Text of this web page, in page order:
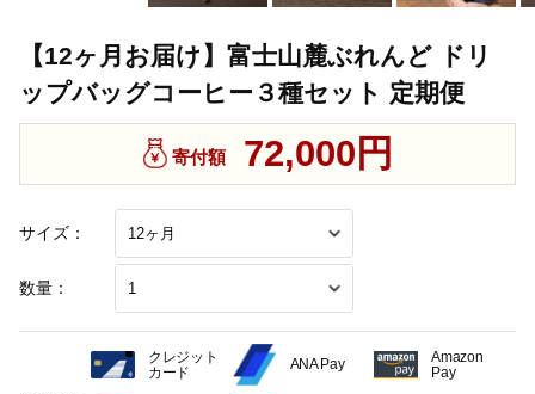
【12ヶ月お届け】富士山麓ぶれんど ドリ
ップバッグコーヒー３種セット 定期便
サイズ：
数量：
寄付額 72,000円
クレジット
カード
ANA Pay
Amazon
Pay